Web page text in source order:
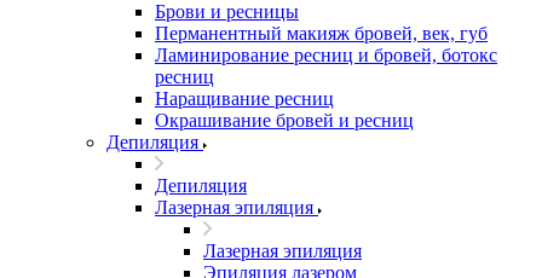
Брови и ресницы
Перманентный макияж бровей, век, губ
Ламинирование ресниц и бровей, бoтoкс
ресниц
Наращивание ресниц
Окрашивание бровей и ресниц
Депиляция
Депиляция
Лазерная эпиляция
Лазерная эпиляция
Эпиляция лазером